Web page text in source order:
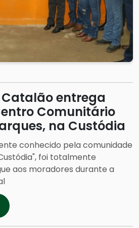
entrega
Comunitário
na Custódia
conhecido pela comunidade
foi totalmente
aos moradores durante a